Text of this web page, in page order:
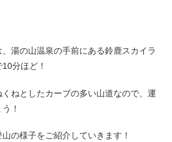
湯の山温泉の手前にある鈴鹿スカイラ
分ほど！
ねとしたカーブの多い山道なので、運
！
の様子をご紹介していきます！